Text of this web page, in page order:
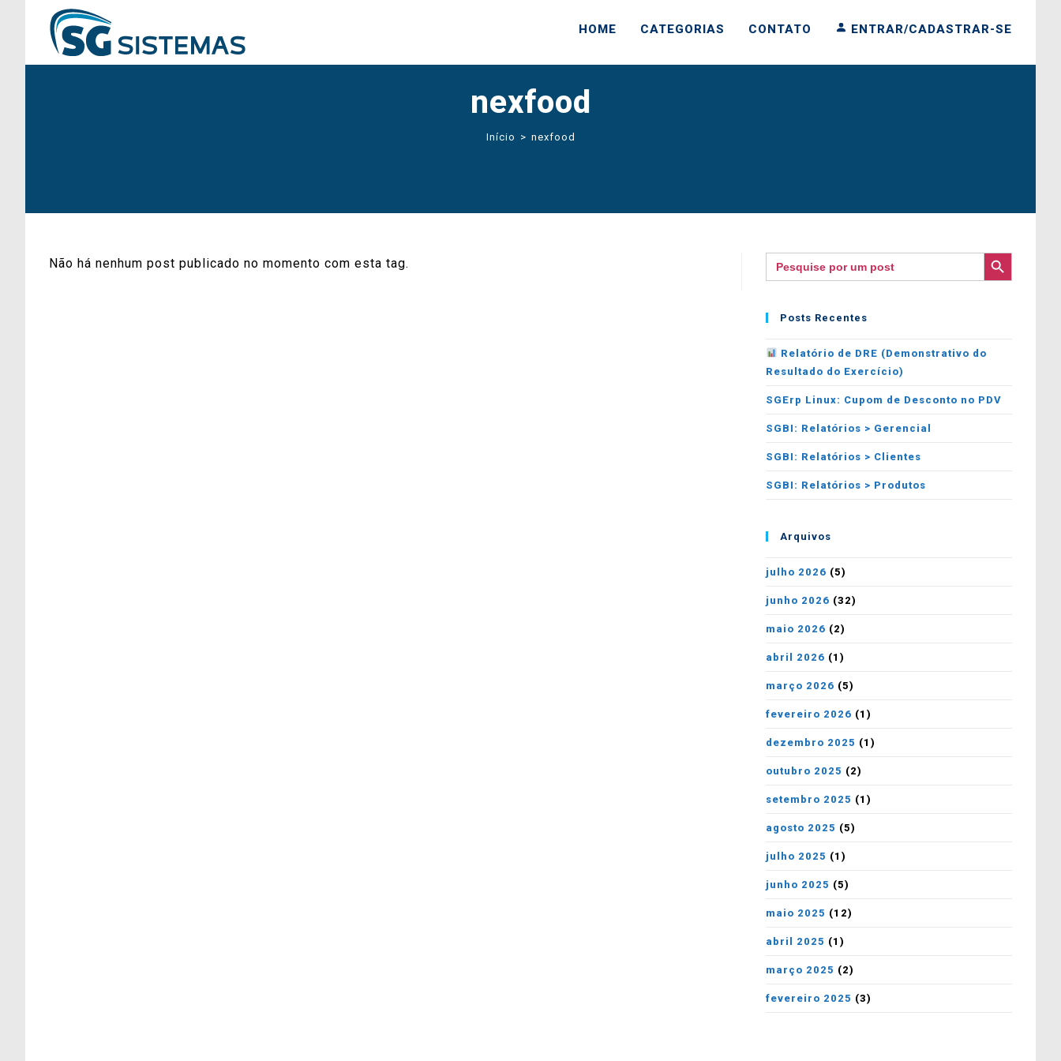
HOME CATEGORIAS CONTATO ENTRAR/CADASTRAR-SE
nexfood
Início > nexfood
Não há nenhum post publicado no momento com esta tag.
Search
for:
SEARCH BUTTON
Posts Recentes
Relatório de DRE (Demonstrativo do
Resultado do Exercício)
SGErp Linux: Cupom de Desconto no PDV
SGBI: Relatórios > Gerencial
SGBI: Relatórios > Clientes
SGBI: Relatórios > Produtos
Arquivos
julho 2026 (5)
junho 2026 (32)
maio 2026 (2)
abril 2026 (1)
março 2026 (5)
fevereiro 2026 (1)
dezembro 2025 (1)
outubro 2025 (2)
setembro 2025 (1)
agosto 2025 (5)
julho 2025 (1)
junho 2025 (5)
maio 2025 (12)
abril 2025 (1)
março 2025 (2)
fevereiro 2025 (3)